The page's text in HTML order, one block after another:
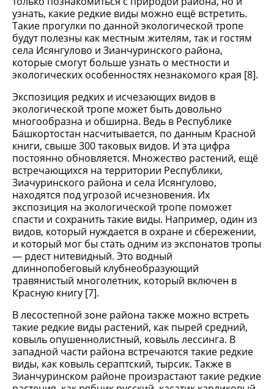
узнать, какие редкие виды можно ещё встретить.
Такие прогулки по данной экологической тропе
будут полезны как местным жителям, так и гостям
села Исянгулово и Зианчуринского района,
которые смогут больше узнать о местности и
экологических особенностях незнакомого края [8].
Экспозиция редких и исчезающих видов в
экологической тропе может быть довольно
многообразна и обширна. Ведь в Республике
Башкортостан насчитывается, по данным Красной
книги, свыше 300 таковых видов. И эта цифра
постоянно обновляется. Множество растений, ещё
встречающихся на территории Республики,
Зиачуринского района и села Исянгулово,
находятся под угрозой исчезновения. Их
экспозиция на экологической тропе поможет
спасти и сохранить такие виды. Например, один из
видов, который нуждается в охране и сбережении,
и который мог бы стать одним из экспонатов тропы
— рдест нитевидный. Это водный
длиннопобеговый клубнеобразующий
травянистый многолетник, который включен в
Красную книгу [7].
В лесостепной зоне района также можно встреть
такие редкие виды растений, как пырей средний,
ковыль опушеннолистный, ковыль лессинга. В
западной части района встречаются такие редкие
виды, как ковыль сераптский, тырсик. Также в
Зианчуринском районе произрастают такие редкие